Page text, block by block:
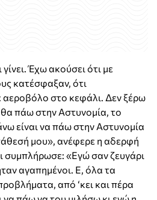
γίνει. Έχω ακούσει ότι με
κατέσφαξαν, ότι
στο κεφάλι. Δεν ξέρω
θα πάω στην Αστυνομία, το
είναι να πάω στην Αστυνομία
μου», ανέφερε η αδερφή
συμπλήρωσε: «Εγώ σαν ζευγάρι
αγαπημένοι. Ε, όλα τα
από ‘κει και πέρα